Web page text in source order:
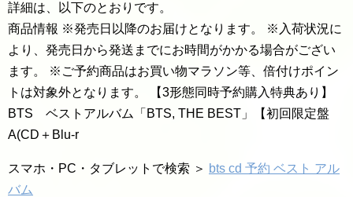
詳細は、以下のとおりです。
商品情報 ※発売日以降のお届けとなります。 ※入荷状況に
より、発売日から発送までにお時間がかかる場合がござい
ます。 ※ご予約商品はお買い物マラソン等、倍付けポイン
トは対象外となります。 【3形態同時予約購入特典あり】
BTS ベストアルバム「BTS, THE BEST」【初回限定盤
A(CD＋Blu-r
スマホ・PC・タブレットで検索 ＞ bts cd 予約 ベスト アル
バム